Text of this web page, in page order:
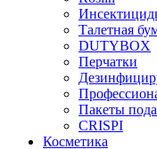
Талетная
DUTYBOX
Перчатки
Пакеты
CRISPI
Косметика